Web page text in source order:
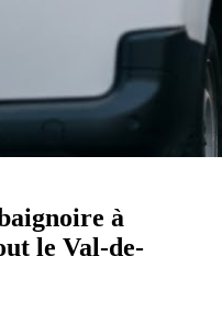
à
le Val-de-